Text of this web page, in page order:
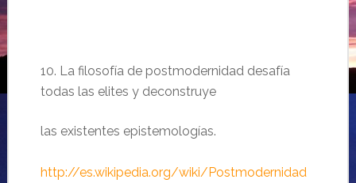
10. La filosofía de postmodernidad desafía
todas las elites y deconstruye
las existentes epistemologías.
http://es.wikipedia.org/wiki/Postmodernidad